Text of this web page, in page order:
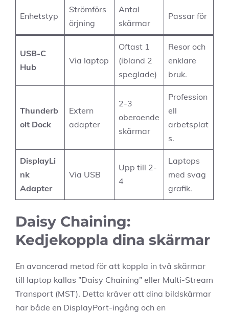
Enhetstyp
Strömförs
örjning
Antal
skärmar
Passar för
USB-C
Hub
Via laptop
Oftast 1
(ibland 2
speglade)
Resor och
enklare
bruk.
Thunderb
olt Dock
Extern
adapter
2-3
oberoende
skärmar
Profession
ell
arbetsplat
s.
DisplayLi
nk
Adapter
Via USB
Upp till 2-
4
Laptops
med svag
grafik.
Daisy Chaining:
Kedjekoppla dina skärmar
En avancerad metod för att koppla in två skärmar
till laptop kallas ”Daisy Chaining” eller Multi-Stream
Transport (MST). Detta kräver att dina bildskärmar
har både en DisplayPort-ingång och en